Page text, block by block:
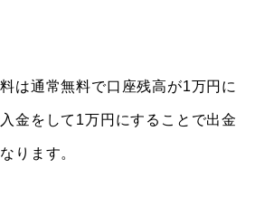
は通常無料で口座残高が1万円に
金をして1万円にすることで出金
ります。